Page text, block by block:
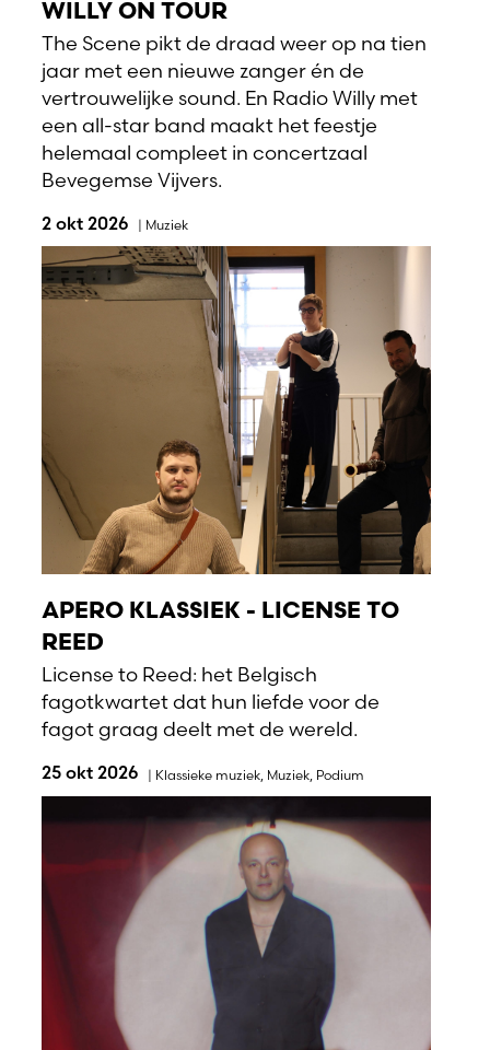
WILLY ON TOUR
The Scene pikt de draad weer op na tien
jaar met een nieuwe zanger én de
vertrouwelijke sound. En Radio Willy met
een all-star band maakt het feestje
helemaal compleet in concertzaal
Bevegemse Vijvers.
2 okt 2026 | Muziek
APERO KLASSIEK - LICENSE TO
REED
License to Reed: het Belgisch
fagotkwartet dat hun liefde voor de
fagot graag deelt met de wereld.
25 okt 2026 | Klassieke muziek Muziek Podium